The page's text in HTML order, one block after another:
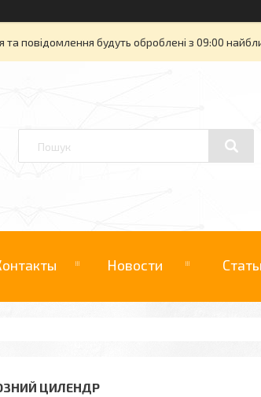
та повідомлення будуть оброблені з 09:00
Новости
ЦИЛЕНДР